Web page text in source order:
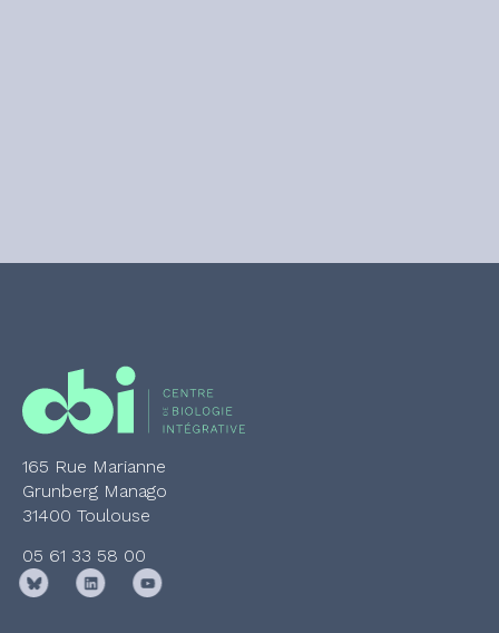
165 Rue Marianne
Grunberg Manago
31400 Toulouse
05 61 33 58 00